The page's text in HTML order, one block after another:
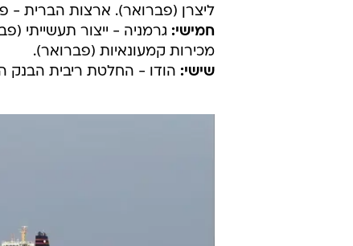
ליצרן (פברואר). ארצות הברית -
חמישי: גרמניה - ייצור תעשייתי
מכירות קמעונאיות (פברואר).
שישי: הודו - החלטת ריבית הבנק